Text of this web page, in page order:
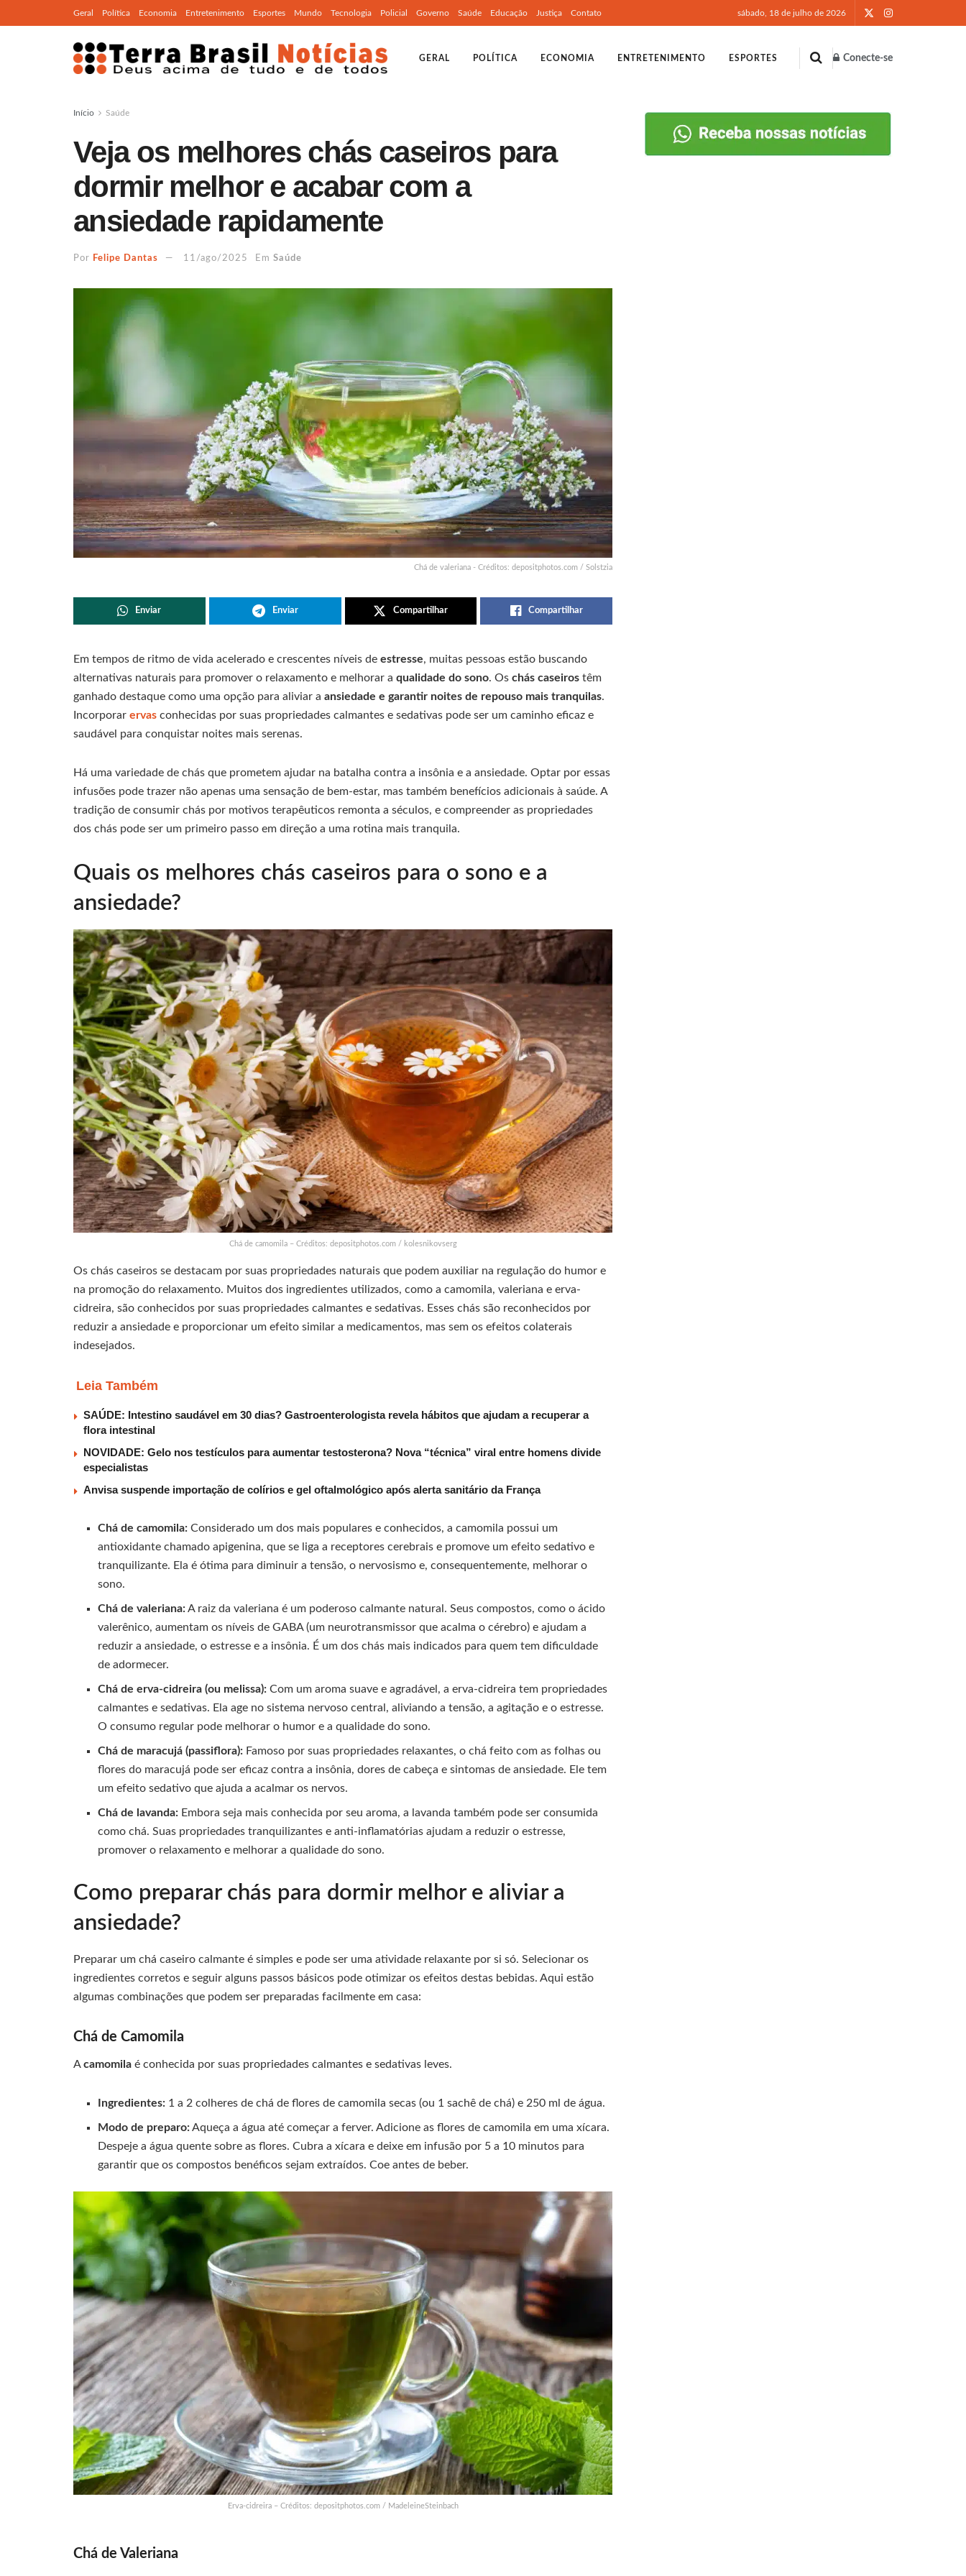
Geral Política Economia Entretenimento Esportes Mundo Tecnologia Policial Governo Saúde Educação Justiça Contato sábado, 18 de julho de 2026
GERAL POLÍTICA ECONOMIA ENTRETENIMENTO ESPORTES Conecte-se
Início Saúde
Veja os melhores chás caseiros para
dormir melhor e acabar com a
ansiedade rapidamente
Por Felipe Dantas 11/ago/2025 Em Saúde
Chá de valeriana - Créditos: depositphotos.com / Solstzia
Enviar Enviar Compartilhar Compartilhar
Em tempos de ritmo de vida acelerado e crescentes níveis de estresse, muitas pessoas estão buscando
alternativas naturais para promover o relaxamento e melhorar a qualidade do sono. Os chás caseiros têm
ganhado destaque como uma opção para aliviar a ansiedade e garantir noites de repouso mais tranquilas.
Incorporar ervas conhecidas por suas propriedades calmantes e sedativas pode ser um caminho eficaz e
saudável para conquistar noites mais serenas.
Há uma variedade de chás que prometem ajudar na batalha contra a insônia e a ansiedade. Optar por essas
infusões pode trazer não apenas uma sensação de bem-estar, mas também benefícios adicionais à saúde. A
tradição de consumir chás por motivos terapêuticos remonta a séculos, e compreender as propriedades
dos chás pode ser um primeiro passo em direção a uma rotina mais tranquila.
Quais os melhores chás caseiros para o sono e a
ansiedade?
Chá de camomila – Créditos: depositphotos.com / kolesnikovserg
Os chás caseiros se destacam por suas propriedades naturais que podem auxiliar na regulação do humor e
na promoção do relaxamento. Muitos dos ingredientes utilizados, como a camomila, valeriana e erva-
cidreira, são conhecidos por suas propriedades calmantes e sedativas. Esses chás são reconhecidos por
reduzir a ansiedade e proporcionar um efeito similar a medicamentos, mas sem os efeitos colaterais
indesejados.
Leia Também
SAÚDE: Intestino saudável em 30 dias? Gastroenterologista revela hábitos que ajudam a recuperar a
flora intestinal
NOVIDADE: Gelo nos testículos para aumentar testosterona? Nova “técnica” viral entre homens divide
especialistas
Anvisa suspende importação de colírios e gel oftalmológico após alerta sanitário da França
Chá de camomila: Considerado um dos mais populares e conhecidos, a camomila possui um
antioxidante chamado apigenina, que se liga a receptores cerebrais e promove um efeito sedativo e
tranquilizante. Ela é ótima para diminuir a tensão, o nervosismo e, consequentemente, melhorar o
sono.
Chá de valeriana:A raiz da valeriana é um poderoso calmante natural. Seus compostos, como o ácido
valerênico, aumentam os níveis de GABA (um neurotransmissor que acalma o cérebro) e ajudam a
reduzir a ansiedade, o estresse e a insônia. É um dos chás mais indicados para quem tem dificuldade
de adormecer.
Chá de erva-cidreira (ou melissa): Com um aroma suave e agradável, a erva-cidreira tem propriedades
calmantes e sedativas. Ela age no sistema nervoso central, aliviando a tensão, a agitação e o estresse.
O consumo regular pode melhorar o humor e a qualidade do sono.
Chá de maracujá (passiflora): Famoso por suas propriedades relaxantes, o chá feito com as folhas ou
flores do maracujá pode ser eficaz contra a insônia, dores de cabeça e sintomas de ansiedade. Ele tem
um efeito sedativo que ajuda a acalmar os nervos.
Chá de lavanda: Embora seja mais conhecida por seu aroma, a lavanda também pode ser consumida
como chá. Suas propriedades tranquilizantes e anti-inflamatórias ajudam a reduzir o estresse,
promover o relaxamento e melhorar a qualidade do sono.
Como preparar chás para dormir melhor e aliviar a
ansiedade?
Preparar um chá caseiro calmante é simples e pode ser uma atividade relaxante por si só. Selecionar os
ingredientes corretos e seguir alguns passos básicos pode otimizar os efeitos destas bebidas. Aqui estão
algumas combinações que podem ser preparadas facilmente em casa:
Chá de Camomila
Acamomila é conhecida por suas propriedades calmantes e sedativas leves.
Ingredientes: 1 a 2 colheres de chá de flores de camomila secas (ou 1 sachê de chá) e 250 ml de água.
Modo de preparo:Aqueça a água até começar a ferver. Adicione as flores de camomila em uma xícara.
Despeje a água quente sobre as flores. Cubra a xícara e deixe em infusão por 5 a 10 minutos para
garantir que os compostos benéficos sejam extraídos. Coe antes de beber.
Erva-cidreira – Créditos: depositphotos.com / MadeleineSteinbach
Chá de Valeriana